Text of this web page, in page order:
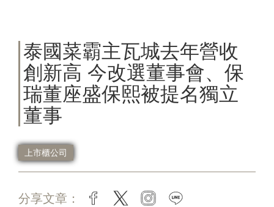
泰國菜霸主瓦城去年營收
創新高 今改選董事會、保
瑞董座盛保熙被提名獨立
董事
上市櫃公司
分享文章： facebook
twitter instagram